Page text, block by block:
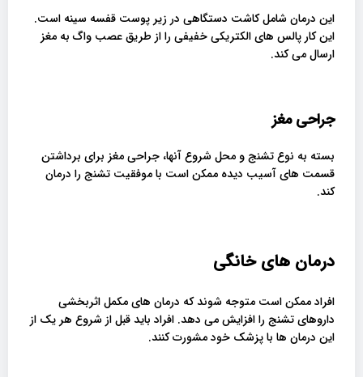
این درمان شامل کاشت دستگاهی در زیر پوست قفسه سینه است.
این کار پالس های الکتریکی خفیفی را از طریق عصب واگ به مغز
ارسال می کند.
جراحی مغز
بسته به نوع تشنج و محل شروع آنها، جراحی مغز برای برداشتن
قسمت های آسیب دیده ممکن است با موفقیت تشنج را درمان
کند.
درمان های خانگی
افراد ممکن است متوجه شوند که درمان های مکمل اثربخشی
داروهای تشنج را افزایش می دهد. افراد باید قبل از شروع هر یک از
این درمان ها با پزشک خود مشورت کنند.